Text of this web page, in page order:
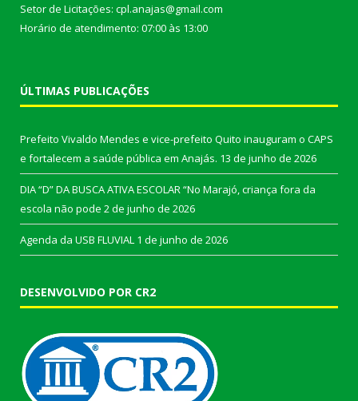
Setor de Licitações: cpl.anajas@gmail.com
Horário de atendimento: 07:00 às 13:00
ÚLTIMAS PUBLICAÇÕES
Prefeito Vivaldo Mendes e vice-prefeito Quito inauguram o CAPS
e fortalecem a saúde pública em Anajás. 13 de junho de 2026
DIA “D” DA BUSCA ATIVA ESCOLAR “No Marajó, criança fora da
escola não pode 2 de junho de 2026
Agenda da USB FLUVIAL 1 de junho de 2026
DESENVOLVIDO POR CR2